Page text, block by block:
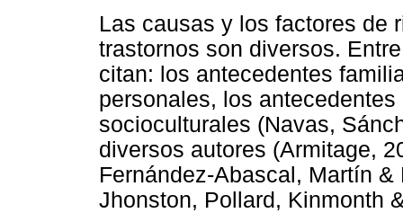
Las causas y los factores de
trastornos son diversos.
citan: los antecedentes
personales, los
socioculturales (Navas,
diversos autores (Armitage,
Fernández-Abascal, Martín
Jhonston, Pollard, Kinmonth